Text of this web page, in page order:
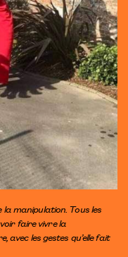
manipulation. Tous les
faire vivre la
avec les gestes qu’elle fait